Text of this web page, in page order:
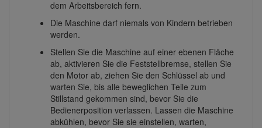
dem Arbeitsbereich fern.
Die Maschine darf niemals von Kindern betrieben
werden.
Stellen Sie die Maschine auf einer ebenen Fläche
ab, aktivieren Sie die Feststellbremse, stellen Sie
den Motor ab, ziehen Sie den Schlüssel ab und
warten Sie, bis alle beweglichen Teile zum
Stillstand gekommen sind, bevor Sie die
Bedienerposition verlassen. Lassen die Maschine
abkühlen, bevor Sie sie einstellen, warten,